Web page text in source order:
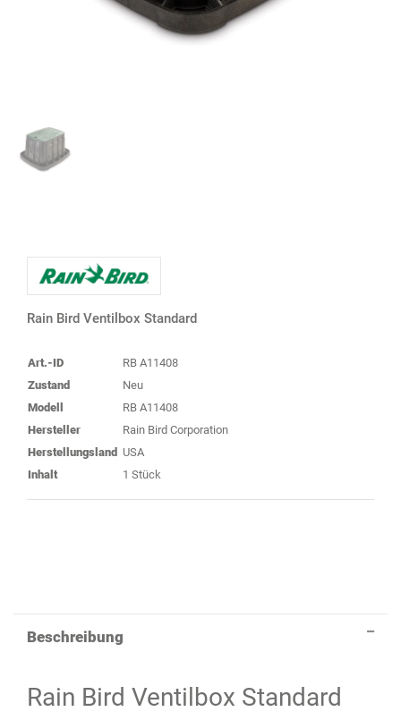
Rain Bird Ventilbox Standard
Art.-ID
RB A11408
Zustand
Neu
Modell
RB A11408
Hersteller
Rain Bird Corporation
Herstellungsland USA
Inhalt
1 Stück
Beschreibung
Rain Bird Ventilbox Standard